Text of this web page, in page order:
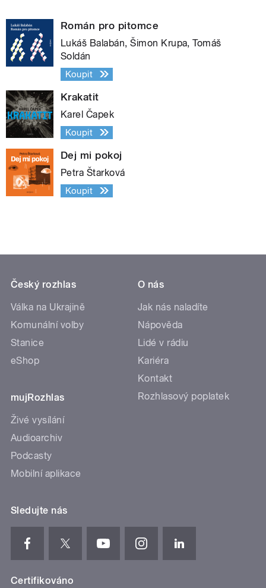
Román pro pitomce
Lukáš Balabán, Šimon Krupa, Tomáš
Soldán
Koupit
Krakatit
Karel Čapek
Koupit
Dej mi pokoj
Petra Štarková
Koupit
Český rozhlas
Válka na Ukrajině
Komunální volby
Stanice
eShop
mujRozhlas
Živé vysílání
Audioarchiv
Podcasty
Mobilní aplikace
O nás
Jak nás naladíte
Nápověda
Lidé v rádiu
Kariéra
Kontakt
Rozhlasový poplatek
Sledujte nás
Certifikováno